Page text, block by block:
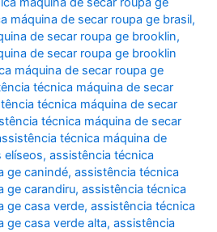
máquina de secar roupa ge brasil,
de secar roupa ge brooklin,
de secar roupa ge brooklin
máquina de secar roupa ge
técnica máquina de secar
técnica máquina de secar
técnica máquina de secar
técnica máquina de
elíseos,assistência técnica
ge canindé,assistência técnica
ge carandiru,assistência técnica
ge casa verde,assistência técnica
ge casa verde alta,assistência